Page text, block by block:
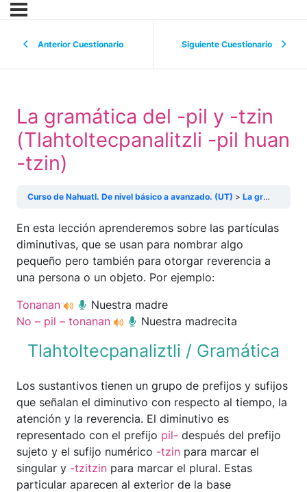
Anterior Cuestionario Siguiente Cuestionario
La gramática del -pil y -tzin
(Tlahtoltecpanalitzli -pil huan
-tzin)
Curso de Nahuatl. De nivel básico a avanzado. (UT) La gramática del -pil y -tzin (Tlahtoltecpanalitzli -pil huan -tzin)
En esta lección aprenderemos sobre las partículas
diminutivas, que se usan para nombrar algo
pequeño pero también para otorgar reverencia a
una persona o un objeto. Por ejemplo:
Tonanan
Nuestra madre
No – pil – tonanan
Nuestra madrecita
Tlahtoltecpanaliztli / Gramática
Los sustantivos tienen un grupo de prefijos y sufijos
que señalan el diminutivo con respecto al tiempo, la
atención y la reverencia. El diminutivo es
representado con el prefijo pil- después del prefijo
sujeto y el sufijo numérico -tzin para marcar el
singular y -tzitzin para marcar el plural. Estas
particular aparecen al exterior de la base